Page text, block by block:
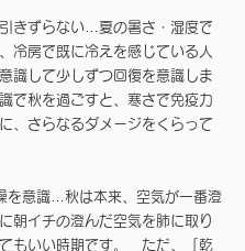
きずらない…夏の暑さ・湿度で
冷房で既に冷えを感じている人
識して少しずつ回復を意識しま
で秋を過ごすと、寒さで免疫力
、さらなるダメージをくらって
を意識…秋は本来、空気が一番澄
朝イチの澄んだ空気を肺に取り
もいい時期です。　ただ、「乾